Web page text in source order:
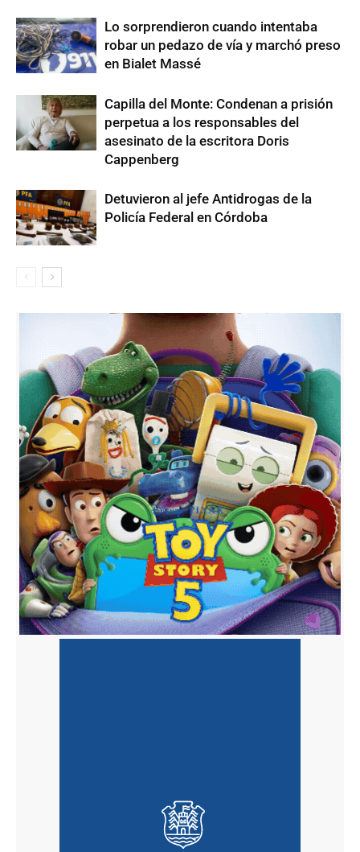
Lo sorprendieron cuando intentaba
robar un pedazo de vía y marchó preso
en Bialet Massé
Capilla del Monte: Condenan a prisión
perpetua a los responsables del
asesinato de la escritora Doris
Cappenberg
Detuvieron al jefe Antidrogas de la
Policía Federal en Córdoba